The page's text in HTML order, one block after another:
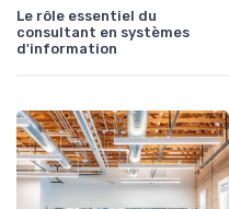
Le rôle essentiel du
consultant en systèmes
d'information